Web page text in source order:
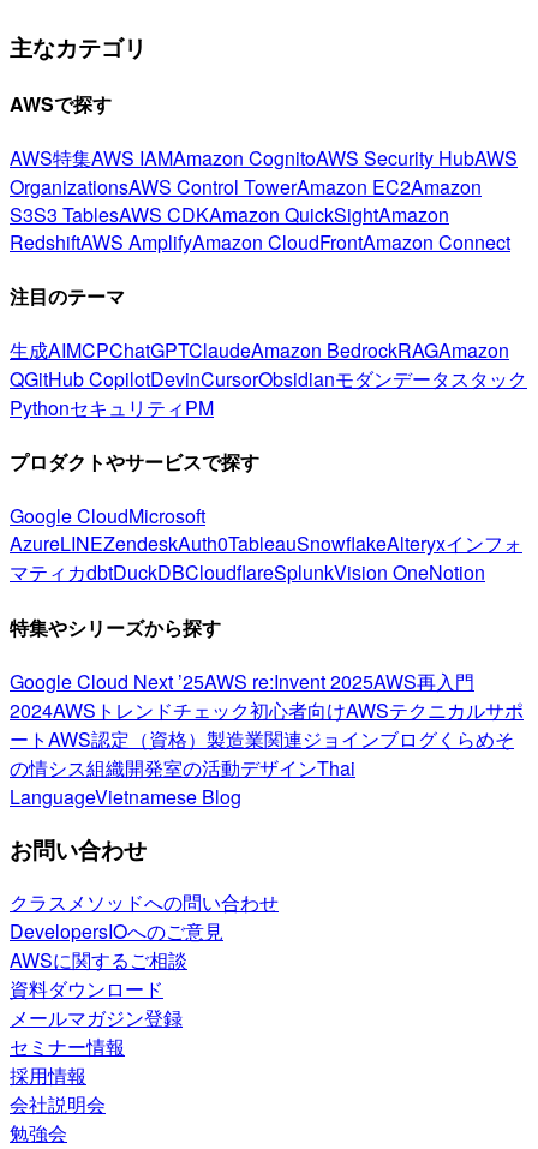
主なカテゴリ
AWSで探す
AWS特集AWS IAMAmazon CognitoAWS Security HubAWS
OrganizationsAWS Control TowerAmazon EC2Amazon
S3S3 TablesAWS CDKAmazon QuickSightAmazon
RedshiftAWS AmplifyAmazon CloudFrontAmazon Connect
注目のテーマ
生成AIMCPChatGPTClaudeAmazon BedrockRAGAmazon
QGitHub CopilotDevinCursorObsidianモダンデータスタック
PythonセキュリティPM
プロダクトやサービスで探す
Google CloudMicrosoft
AzureLINEZendeskAuth0TableauSnowflakeAlteryxインフォ
マティカdbtDuckDBCloudflareSplunkVision OneNotion
特集やシリーズから探す
Google Cloud Next ’25AWS re:Invent 2025AWS再入門
2024AWSトレンドチェック初心者向けAWSテクニカルサポ
ートAWS認定（資格） 製造業関連ジョインブログくらめそ
の情シス組織開発室の活動デザインThai
LanguageVietnamese Blog
お問い合わせ
クラスメソッドへの問い合わせ
DevelopersIOへのご意見
AWSに関するご相談
資料ダウンロード
メールマガジン登録
セミナー情報
採用情報
会社説明会
勉強会